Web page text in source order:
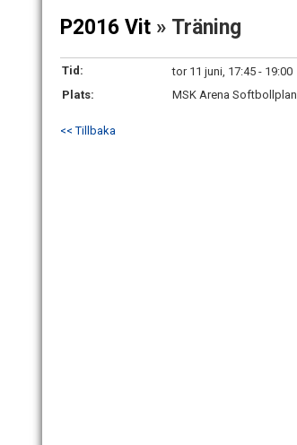
P2016 Vit » Träning
Tid:
tor 11 juni, 17:45 - 19:00
Plats:
MSK Arena Softbollplan
<< Tillbaka